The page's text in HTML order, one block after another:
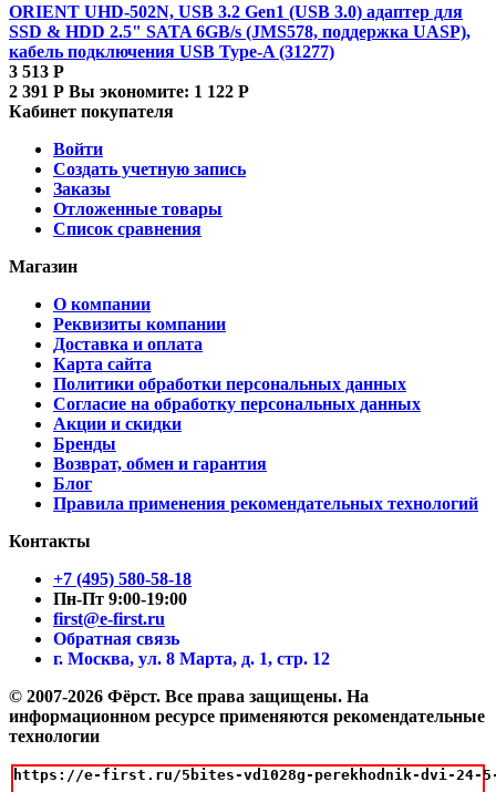
ORIENT UHD-502N, USB 3.2 Gen1 (USB 3.0) адаптер для
SSD & HDD 2.5" SATA 6GB/s (JMS578, поддержка UASP),
кабель подключения USB Type-A (31277)
3 513 Р
2 391 Р Вы экономите: 1 122 Р
Кабинет покупателя
Войти
Создать учетную запись
Заказы
Отложенные товары
Список сравнения
Магазин
О компании
Реквизиты компании
Доставка и оплата
Карта сайта
Политики обработки персональных данных
Согласие на обработку персональных данных
Акции и скидки
Бренды
Возврат, обмен и гарантия
Блог
Правила применения рекомендательных технологий
Контакты
+7 (495) 580-58-18
Пн-Пт 9:00-19:00
first@e-first.ru
Обратная связь
г. Москва, ул. 8 Марта, д. 1, стр. 12
© 2007-2026 Фёрст. Все права защищены. На
информационном ресурсе применяются рекомендательные
технологии
https://e-first.ru/5bites-vd1028g-perekhodnik-dvi-24-5-